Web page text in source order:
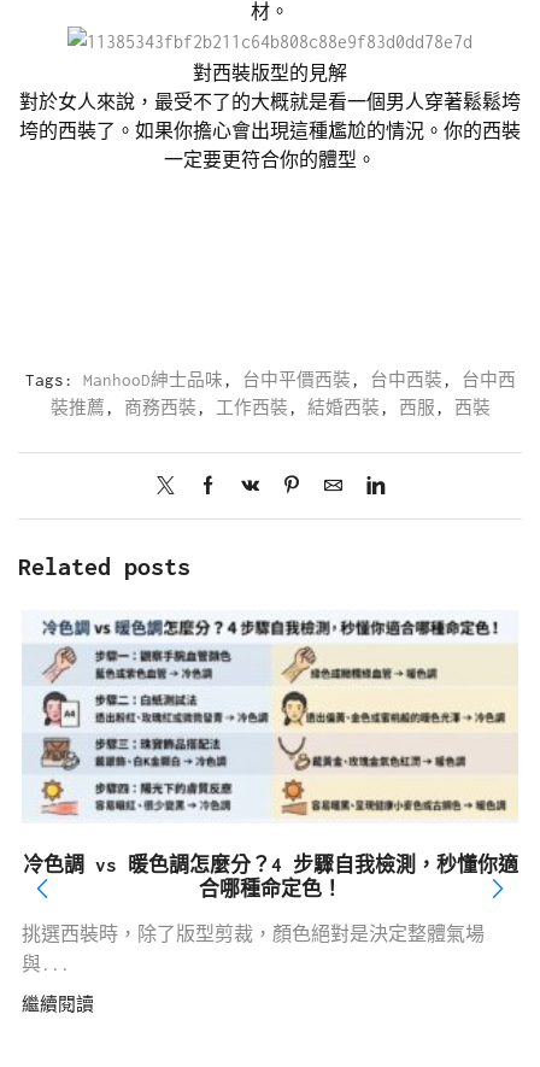
材。
對西裝版型的見解
對於女人來說，最受不了的大概就是看一個男人穿著鬆鬆垮
垮的西裝了。如果你擔心會出現這種尷尬的情況。你的西裝
一定要更符合你的體型。
Tags: ManhooD紳士品味, 台中平價西裝, 台中西裝, 台中西
裝推薦, 商務西裝, 工作西裝, 結婚西裝, 西服, 西裝
Related posts
冷色調 vs 暖色調怎麼分？4 步驟自我檢測，秒懂你適
合哪種命定色！
挑選西裝時，除了版型剪裁，顏色絕對是決定整體氣場
與...
繼續閱讀